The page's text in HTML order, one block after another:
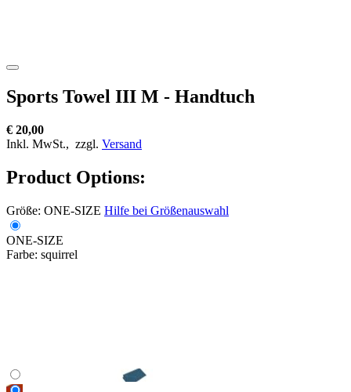
Sports Towel III M - Handtuch
€ 20,00
Inkl. MwSt., zzgl. Versand
Product Options:
Größe: ONE-SIZE Hilfe bei Größenauswahl
ONE-SIZE
Farbe: squirrel